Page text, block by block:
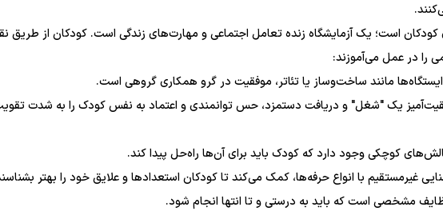
کودکان است؛ یک آزمایشگاه زنده تعامل اجتماعی و مهارت‌های زندگی است. کودکان از طریق
را در عمل می‌آموزند:
مانند ساخت‌وساز یا تئاتر، موفقیت در گرو همکاری گروهی است.
یک "شغل" و دریافت دستمزد، حس توانمندی و اعتماد به نفس کودک را به شدت
کوچکی وجود دارد که کودک باید برای آن‌ها راه‌حل پیدا کند.
غیرمستقیم با انواع حرفه‌ها، کمک می‌کند تا کودکان استعدادها و علایق خود را بهتر
مشخصی است که باید به درستی و تا انتها انجام شود.